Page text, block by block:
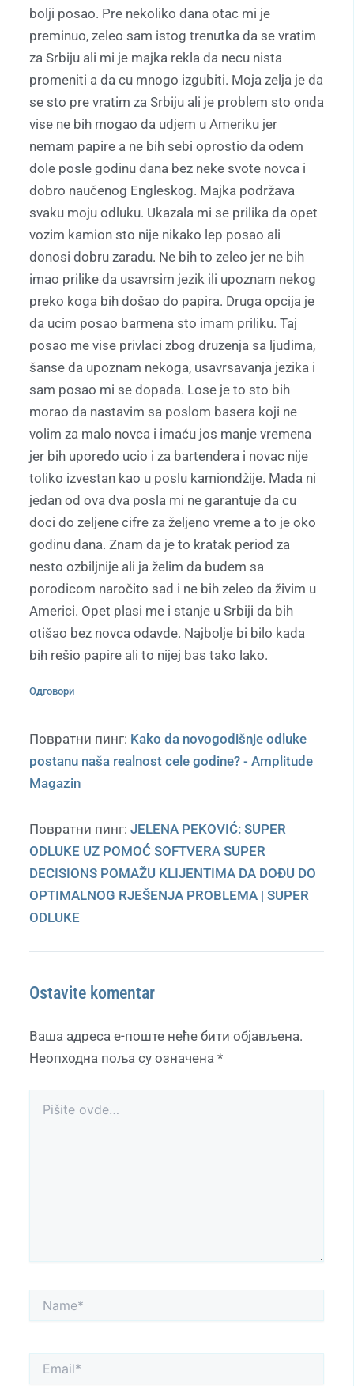
bolji posao. Pre nekoliko dana otac mi je
preminuo, zeleo sam istog trenutka da se vratim
za Srbiju ali mi je majka rekla da necu nista
promeniti a da cu mnogo izgubiti. Moja zelja je da
se sto pre vratim za Srbiju ali je problem sto onda
vise ne bih mogao da udjem u Ameriku jer
nemam papire a ne bih sebi oprostio da odem
dole posle godinu dana bez neke svote novca i
dobro naučenog Engleskog. Majka podržava
svaku moju odluku. Ukazala mi se prilika da opet
vozim kamion sto nije nikako lep posao ali
donosi dobru zaradu. Ne bih to zeleo jer ne bih
imao prilike da usavrsim jezik ili upoznam nekog
preko koga bih došao do papira. Druga opcija je
da ucim posao barmena sto imam priliku. Taj
posao me vise privlaci zbog druzenja sa ljudima,
šanse da upoznam nekoga, usavrsavanja jezika i
sam posao mi se dopada. Lose je to sto bih
morao da nastavim sa poslom basera koji ne
volim za malo novca i imaću jos manje vremena
jer bih uporedo ucio i za bartendera i novac nije
toliko izvestan kao u poslu kamiondžije. Mada ni
jedan od ova dva posla mi ne garantuje da cu
doci do zeljene cifre za željeno vreme a to je oko
godinu dana. Znam da je to kratak period za
nesto ozbiljnije ali ja želim da budem sa
porodicom naročito sad i ne bih zeleo da živim u
Americi. Opet plasi me i stanje u Srbiji da bih
otišao bez novca odavde. Najbolje bi bilo kada
bih rešio papire ali to nijej bas tako lako.
Одговори
Повратни пинг: Kako da novogodišnje odluke
postanu naša realnost cele godine? - Amplitude
Magazin
Повратни пинг: JELENA PEKOVIĆ: SUPER
ODLUKE UZ POMOĆ SOFTVERA SUPER
DECISIONS POMAŽU KLIJENTIMA DA DOĐU DO
OPTIMALNOG RJEŠENJA PROBLEMA | SUPER
ODLUKE
Ostavite komentar
Ваша адреса е-поште неће бити објављена.
Неопходна поља су означена *
Name*
Email*